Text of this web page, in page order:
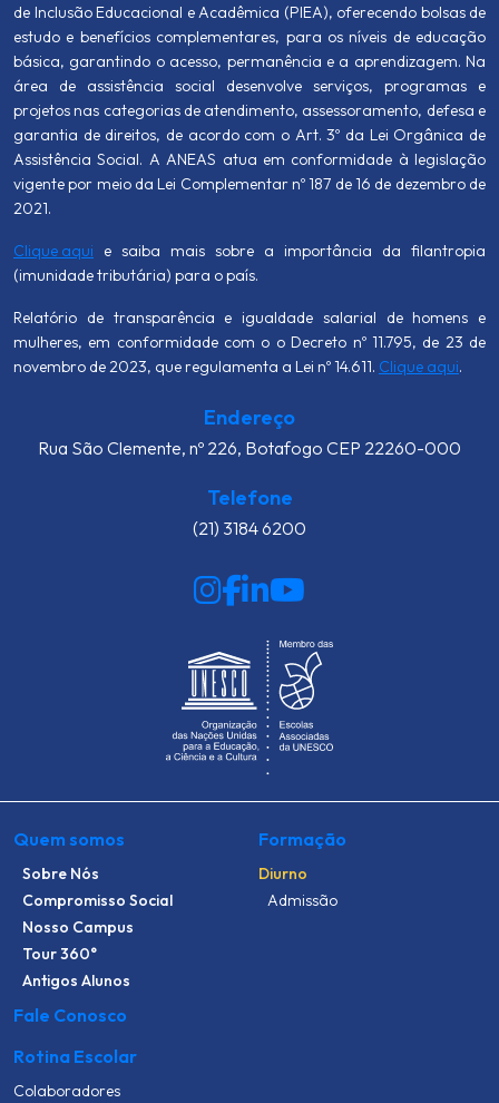
de Inclusão Educacional e Acadêmica (PIEA), oferecendo bolsas de
estudo e benefícios complementares, para os níveis de educação
básica, garantindo o acesso, permanência e a aprendizagem. Na
área de assistência social desenvolve serviços, programas e
projetos nas categorias de atendimento, assessoramento, defesa e
garantia de direitos, de acordo com o Art. 3º da Lei Orgânica de
Assistência Social. A ANEAS atua em conformidade à legislação
vigente por meio da Lei Complementar nº 187 de 16 de dezembro de
2021.
Clique aqui e saiba mais sobre a importância da filantropia
(imunidade tributária) para o país.
Relatório de transparência e igualdade salarial de homens e
mulheres, em conformidade com o o Decreto nº 11.795, de 23 de
novembro de 2023, que regulamenta a Lei nº 14.611. Clique aqui.
Endereço
Rua São Clemente, nº 226, Botafogo CEP 22260-000
Telefone
(21) 3184 6200
Quem somos
Sobre Nós
Compromisso Social
Nosso Campus
Tour 360°
Antigos Alunos
Fale Conosco
Formação
Diurno
Admissão
Rotina Escolar
Colaboradores